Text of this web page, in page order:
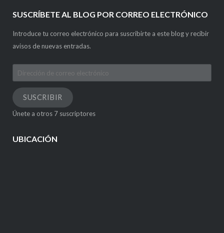
SUSCRÍBETE AL BLOG POR CORREO ELECTRÓNICO
Introduce tu correo electrónico para suscribirte a este blog y recibir
avisos de nuevas entradas.
Dirección
de
correo
electrónico
SUSCRIBIR
Únete a otros 7 suscriptores
UBICACIÓN